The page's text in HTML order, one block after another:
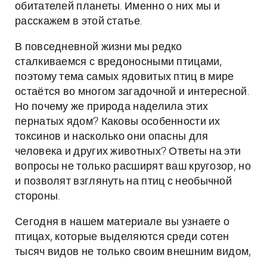
обитателей планеты. Именно о них мы и
расскажем в этой статье.
В повседневной жизни мы редко
сталкиваемся с вредоносными птицами,
поэтому тема самых ядовитых птиц в мире
остаётся во многом загадочной и интересной.
Но почему же природа наделила этих
пернатых ядом? Каковы особенности их
токсинов и насколько они опасны для
человека и других животных? Ответы на эти
вопросы не только расширят ваш кругозор, но
и позволят взглянуть на птиц с необычной
стороны.
Сегодня в нашем материале вы узнаете о
птицах, которые выделяются среди сотен
тысяч видов не только своим внешним видом,